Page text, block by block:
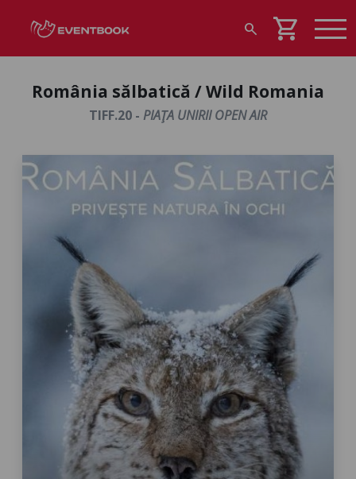
search shopping_cart
România sălbatică / Wild Romania
TIFF.20 - PIAŢA UNIRII OPEN AIR